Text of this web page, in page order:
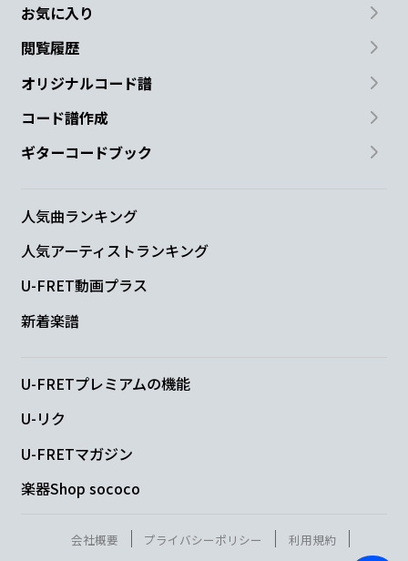
お気に入り
閲覧履歴
オリジナルコード譜
コード譜作成
ギターコードブック
人気曲ランキング
人気アーティストランキング
U-FRET動画プラス
新着楽譜
U-FRETプレミアムの機能
U-リク
U-FRETマガジン
楽器Shop sococo
会社概要 プライバシーポリシー 利用規約